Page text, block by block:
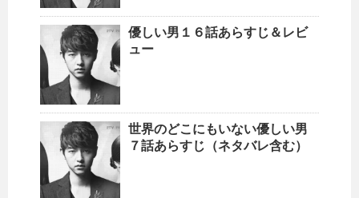
優しい男１６話あらすじ＆レビ
ュー
世界のどこにもいない優しい男
７話あらすじ（ネタバレ含む）